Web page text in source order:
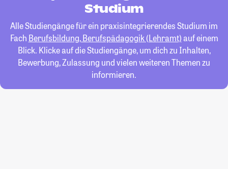
Studium
Alle Studiengänge für ein praxisintegrierendes Studium im
Fach Berufsbildung, Berufspädagogik (Lehramt)auf einem
Blick. Klicke auf die Studiengänge, um dich zu Inhalten,
Bewerbung, Zulassung und vielen weiteren Themen zu
informieren.